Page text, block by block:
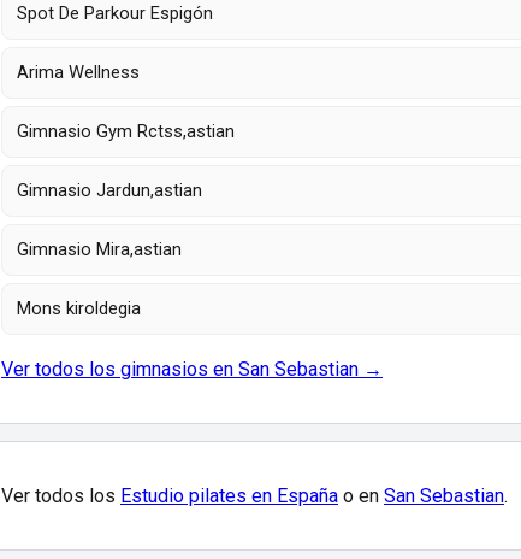
Spot De Parkour Espigón
Arima Wellness
Gimnasio Gym Rctss,astian
Gimnasio Jardun,astian
Gimnasio Mira,astian
Mons kiroldegia
Ver todos los gimnasios en San Sebastian →
Ver todos los Estudio pilates en España o en San Sebastian.